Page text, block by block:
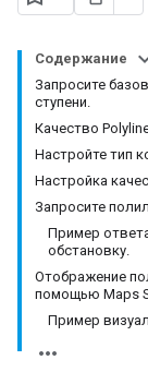
Содержание
Запросите
ступени.
Качество
Настройте тип
Настройка
Запросите
Пример
обстановку.
Отображение
помощью Maps
Пример